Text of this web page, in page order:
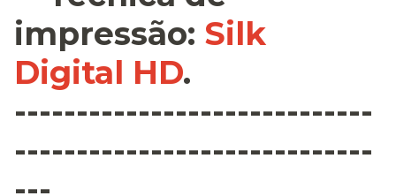
impressão: Silk
Digital HD.
-----------------------------
-----------------------------